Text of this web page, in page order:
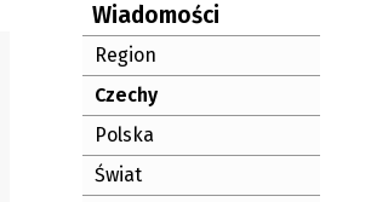
Wiadomości
Region
Czechy
Polska
Świat